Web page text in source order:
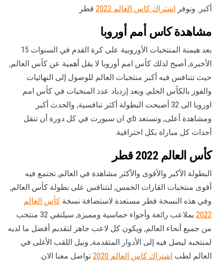
أكبر. ونوفر اشتراك كاس العالم 2022 قطر
مشاهدة كاس أمم أوروبا
بعد هيمنة المنتخبات الأوروبية على كرة القدم في السنوات 15
الأخيرة, أصبح لذلك كأس امم أوروبا لا يقل أهمية عن كأس العالم,
حيث تتنافس فيه أكبر منتخبات العالم للوصول إلى النهائيات
والفوز بالكأس الحلم, وبعد إزدياد عدد المنخبات في كأس امم
اوروبا الى 32 أصبحت البطولة أكثر تنافسية, والحدث أكبر
ومشاهدة أعلى, وتستعد bي ان سبورت في كل دورة أن تنقل
أحداث كل مباراة بكل احترافية.
كأس العالم 2022 قطر
البطولة الأكبر والأقوى والأكثر مشاهدة في العالم, تجتمع فيه
أقوى منتخبات القارات الخمس, لتتنافس على بطولة كأس العالم,
وفي هذه النسخة قطر مستعدة لاستضافة نسخة كأس العالم
2022
بملاعب رائعة وأجواء حماسية ومميزة, سيلتقي 32 منتخب
من جميع أنحاء العالم, ويكون كل لاعب جاهز لتقديم أفضل ما لديه
لمنتخبه ليصل فيه إلى الأدوار المتقدمة, ونيل اللقب الأغلى في
العالم لطب اشتراك كاس العالم 2020 تواصل معنا الان.